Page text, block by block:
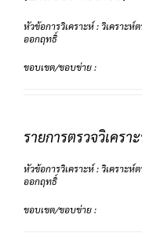
หัวข้อการวิเคราะห์ : วิเคราะ
ออกฤทธิ์
ขอบเขต/ขอบข่าย :
รายการตรวจวิเคร
หัวข้อการวิเคราะห์ : วิเคราะ
ออกฤทธิ์
ขอบเขต/ขอบข่าย :